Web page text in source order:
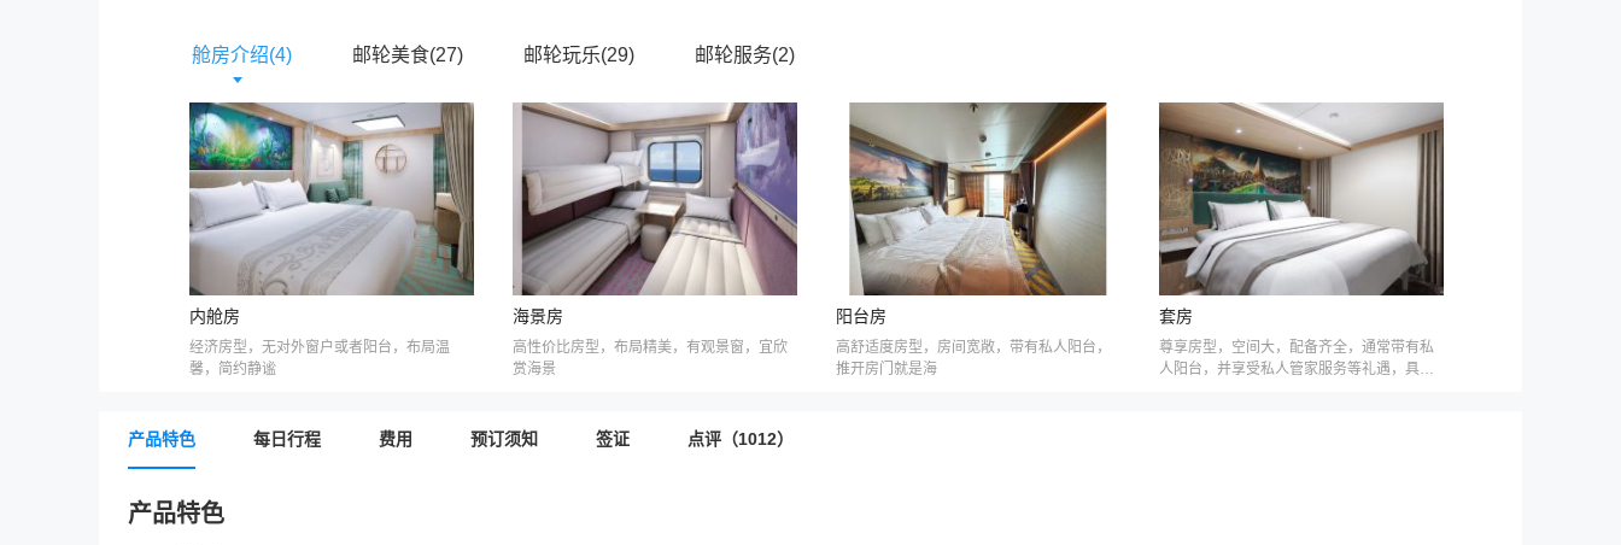
舱房介绍(4) 邮轮美食(27) 邮轮玩乐(29) 邮轮服务(2)
内舱房
经济房型，无对外窗户或者阳台，布局温
馨，简约静谧
海景房
高性价比房型，布局精美，有观景窗，宜欣
赏海景
阳台房
高舒适度房型，房间宽敞，带有私人阳台，
推开房门就是海
套房
尊享房型，空间大，配备齐全，通常带有私
人阳台，并享受私人管家服务等礼遇，具体
产品特色 每日行程 费用 预订须知 签证 点评（1012）
产品特色